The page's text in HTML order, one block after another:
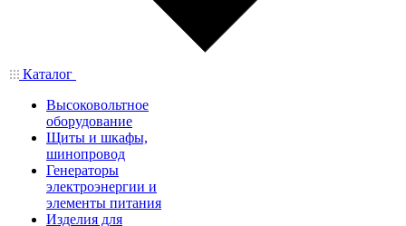
Каталог
Высоковольтное
оборудование
Щиты и шкафы,
шинопровод
Генераторы
электроэнергии и
элементы питания
Изделия для